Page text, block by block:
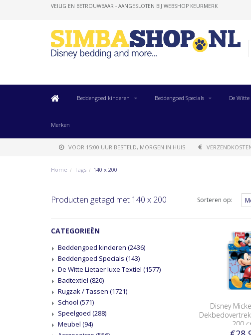
VEILIG EN BETROUWBAAR - AANGESLOTEN BIJ WEBSHOP KEURMERK
Beddengoed kinderen Beddengoed Specials De
Merken
VOOR 15:00 UUR BESTELD, MORGEN IN HUIS
Home / Tags / 140 x 200
Producten getagd met 140 x 200 Sorteren op:
CATEGORIEËN
Beddengoed kinderen (2436)
Beddengoed Specials (143)
De Witte Lietaer luxe Textiel (1577)
Badtextiel (820)
Rugzak / Tassen (1721)
School (571)
Speelgoed (288)
Meubel (94)
Disney
200